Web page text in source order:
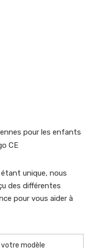
pour les enfants
unique, nous
des différentes
pour vous aider à